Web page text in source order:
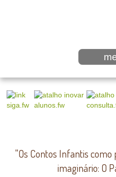
"Os Contos Infantis
imaginário: O